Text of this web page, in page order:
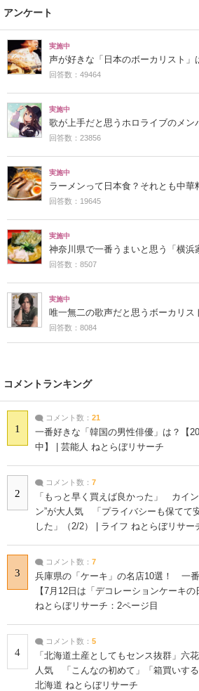
アンケート
実施中
声が好きな「日本のボーカリスト」
回答数：49464
実施中
歌が上手だと思うホロライブのメン
回答数：23856
実施中
ラーメンって日本食？それとも中華
回答数：19645
実施中
神奈川県で一番うまいと思う「横浜
回答数：8507
実施中
唯一無二の歌声だと思うボーカリス
回答数：8084
コメントランキング
1
コメント数： 21
一番好きな「韓国の男性俳優」は？【
中】 | 芸能人 ねとらぼリサーチ
2
コメント数： 7
「もっと早く買えば良かった」 カイ
ン”が大人気 「プライバシーも保てて
した」（2/2） | ライフ ねとらぼリサー
3
コメント数： 7
兵庫県の「ケーキ」の名店10選！ 一
【7月12日は「デコレーションケーキ
ねとらぼリサーチ：2ページ目
4
コメント数： 5
「北海道土産としてもセンス抜群」六
人気 「こんなの初めて」「箱買いする
北海道 ねとらぼリサーチ